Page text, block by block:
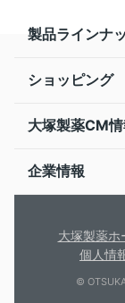
製品ラインナ
ショッピング
大塚製薬CM
企業情報
大塚製薬ホ
個人情
©